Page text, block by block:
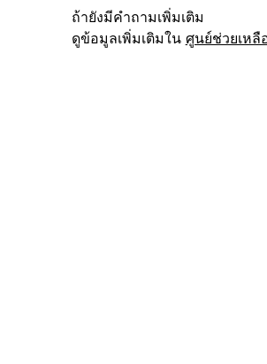
ถ้ายังมีคำถามเพิ่มเติม
ดูข้อมูลเพิ่มเติมใน ศูนย์ช่วยเหลื